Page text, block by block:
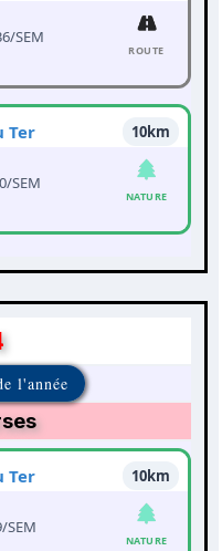
SEM
ROUTE
Ter
10km
SEM
NATURE
l'année
Ter
10km
SEM
NATURE